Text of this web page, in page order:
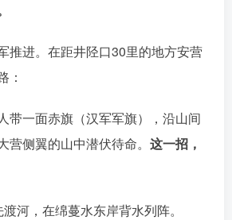
推进。在距井陉口30里的地方安营
：
带一面赤旗（汉军军旗），沿山间
营侧翼的山中潜伏待命󠄹󠅀󠄪󠄢󠄡󠄦󠄞󠄧󠄣󠄞󠄢󠄡󠄦󠄞󠄩󠄤󠅬󠅅󠅃󠄵󠅂󠄪󠅗󠅥󠅕󠅣󠅤󠅬󠅄󠄹󠄽󠄵󠄪󠄢󠄠󠄢󠄦󠄝󠄠󠄨󠄝󠄠󠄦󠄐󠄡󠄧󠄪󠄠󠄠󠄪󠄣󠄡󠅬󠅨󠅙󠅑󠅟󠅗󠅒󠄞󠅓󠅟󠅝󠄐󠇕󠆠󠅿󠇖󠆄󠆩󠇕󠅿󠆈󠇗󠆭󠆁󠄐󠇗󠅹󠅸󠇖󠆍󠅳󠇖󠅹󠅰󠇖󠆌󠅹。 这一招，
河，在绵蔓水东岸背水列阵。